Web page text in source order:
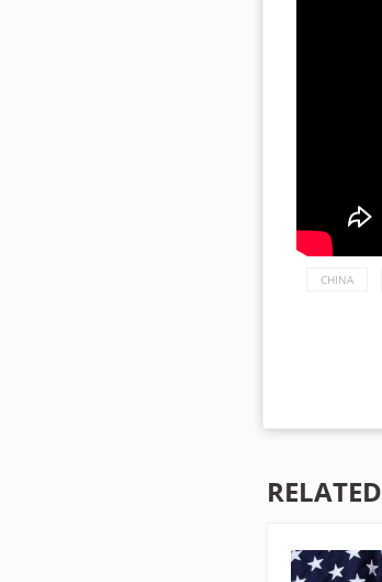
CHINA
RELATED